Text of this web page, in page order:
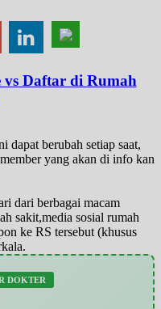
Daftar di Rumah
dapat berubah setiap saat,
yang akan di info kan
dari berbagai macam
sakit,media sosial rumah
ke RS tersebut (khusus
DOKTER